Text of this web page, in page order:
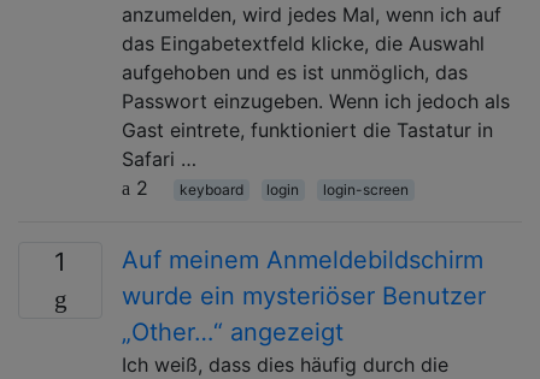
anzumelden, wird jedes Mal, wenn ich auf
das Eingabetextfeld klicke, die Auswahl
aufgehoben und es ist unmöglich, das
Passwort einzugeben. Wenn ich jedoch als
Gast eintrete, funktioniert die Tastatur in
Safari …
2
keyboard login login-screen
1
Auf meinem Anmeldebildschirm
wurde ein mysteriöser Benutzer
„Other…“ angezeigt
Ich weiß, dass dies häufig durch die